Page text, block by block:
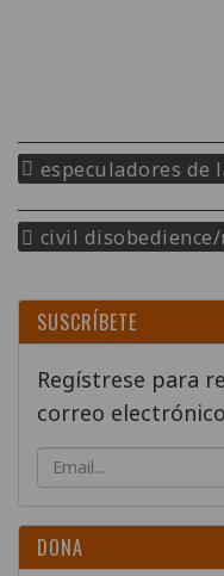
especuladores de
civil disobedience/
SUSCRÍBETE
Regístrese para
correo electrónico
DONA